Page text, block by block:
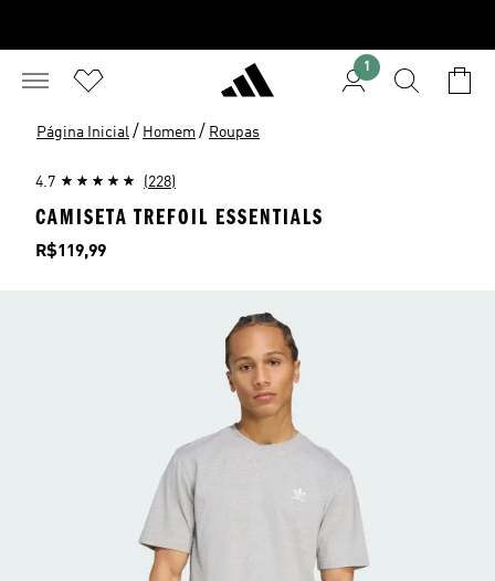
1
Página Inicial / Homem / Roupas
4.7 (228)
CAMISETA TREFOIL ESSENTIALS
Preço
R$119,99